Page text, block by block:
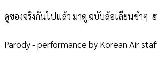
ดูของจริงกันไปแล้ว มาดู ฉบับล้อเลียนขำๆ
Parody - performance by Korean Air